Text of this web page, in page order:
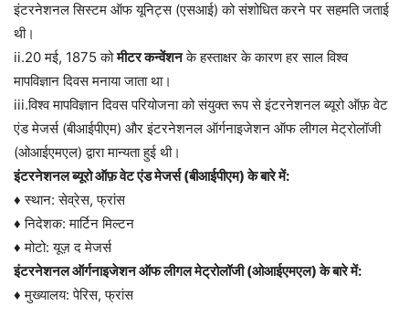
इंटरनेशनल सिस्टम ऑफ यूनिट्स (एसआई) को संशोधित करने पर सहमति जताई
थी।
ii.20 मई, 1875 कोमीटर कन्वेंशनके हस्ताक्षर के कारण हर साल विश्व
मापविज्ञान दिवस मनाया जाता था।
iii.विश्व मापविज्ञान दिवस परियोजना को संयुक्त रूप से इंटरनेशनल ब्यूरो ऑफ़ वेट
एंड मेजर्स (बीआईपीएम) और इंटरनेशनल ऑर्गनाइजेशन ऑफ लीगल मेट्रोलॉजी
(ओआईएमएल) द्वारा मान्यता हुई थी।
इंटरनेशनल ब्यूरो ऑफ़ वेट एंड मेजर्स (बीआईपीएम) के बारे में:
♦ स्थान: सेव्रेस, फ्रांस
♦ निदेशक: मार्टिन मिल्टन
♦ मोटो: यूज़ द मेजर्स
इंटरनेशनल ऑर्गनाइजेशन ऑफ लीगल मेट्रोलॉजी (ओआईएमएल) के बारे में:
♦ मुख्यालय: पेरिस, फ्रांस